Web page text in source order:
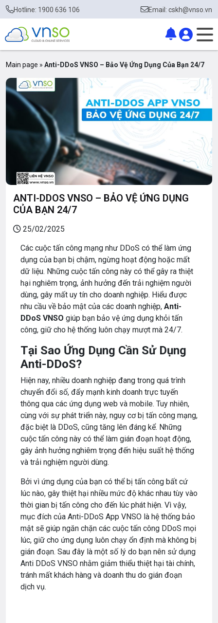
Hotline: 1900 636 106 Email: cskh@vnso.vn
Main page » Anti-DDoS VNSO – Bảo Vệ Ứng Dụng Của Bạn 24/7
ANTI-DDOS VNSO – BẢO VỆ ỨNG DỤNG
CỦA BẠN 24/7
25/02/2025
Các cuộc tấn công mạng như DDoS có thể làm ứng
dụng của bạn bị chậm, ngừng hoạt động hoặc mất
dữ liệu. Những cuộc tấn công này có thể gây ra thiệt
hại nghiêm trọng, ảnh hưởng đến trải nghiệm người
dùng, gây mất uy tín cho doanh nghiệp. Hiểu được
nhu cầu về bảo mật của các doanh nghiệp, Anti-
DDoS VNSO giúp bạn bảo vệ ứng dụng khỏi tấn
công, giữ cho hệ thống luôn chạy mượt mà 24/7.
Tại Sao Ứng Dụng Cần Sử Dụng
Anti-DDoS?
Hiện nay, nhiều doanh nghiệp đang trong quá trình
chuyển đổi số, đẩy mạnh kinh doanh trực tuyến
thông qua các ứng dụng web và mobile. Tuy nhiên,
cùng với sự phát triển này, nguy cơ bị tấn công mạng,
đặc biệt là DDoS, cũng tăng lên đáng kể. Những
cuộc tấn công này có thể làm gián đoạn hoạt động,
gây ảnh hưởng nghiêm trọng đến hiệu suất hệ thống
và trải nghiệm người dùng.
Bởi vì ứng dụng của bạn có thể bị tấn công bất cứ
lúc nào, gây thiệt hại nhiều mức độ khác nhau tùy vào
thời gian bị tấn công cho đến lúc phát hiện. Vì vậy,
mục đích của Anti-DDoS App VNSO là hệ thống bảo
mật sẽ giúp ngăn chặn các cuộc tấn công DDoS mọi
lúc, giữ cho ứng dụng luôn chạy ổn định mà không bị
gián đoạn. Sau đây là một số lý do bạn nên sử dụng
Anti DDoS VNSO nhằm giảm thiểu thiệt hại tài chính,
tránh mất khách hàng và doanh thu do gián đoạn
dịch vụ.